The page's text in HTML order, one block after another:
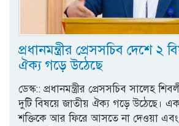
প্রধানমন্ত্রীর প্রেসসচিব দেশে ২
ঐক্য গড়ে উঠেছে
ডেস্ক:: প্রধানমন্ত্রীর প্রেসসচিব সালেহ
দুটি বিষয়ে জাতীয় ঐক্য গড়ে উঠেছে।
শক্তিকে আর ফিরে আসতে না দেওয়া